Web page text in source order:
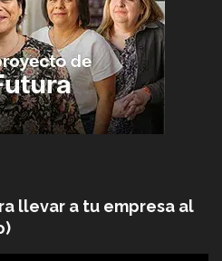
llevar a tu empresa al